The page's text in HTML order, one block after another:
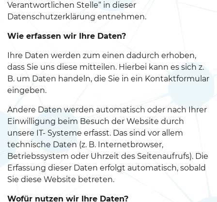
Verantwortlichen Stelle“ in dieser
Datenschutzerklärung entnehmen.
Wie erfassen wir Ihre Daten?
Ihre Daten werden zum einen dadurch erhoben,
dass Sie uns diese mitteilen. Hierbei kann es sich z.
B. um Daten handeln, die Sie in ein Kontaktformular
eingeben.
Andere Daten werden automatisch oder nach Ihrer
Einwilligung beim Besuch der Website durch
unsere IT- Systeme erfasst. Das sind vor allem
technische Daten (z. B. Internetbrowser,
Betriebssystem oder Uhrzeit des Seitenaufrufs). Die
Erfassung dieser Daten erfolgt automatisch, sobald
Sie diese Website betreten.
Wofür nutzen wir Ihre Daten?